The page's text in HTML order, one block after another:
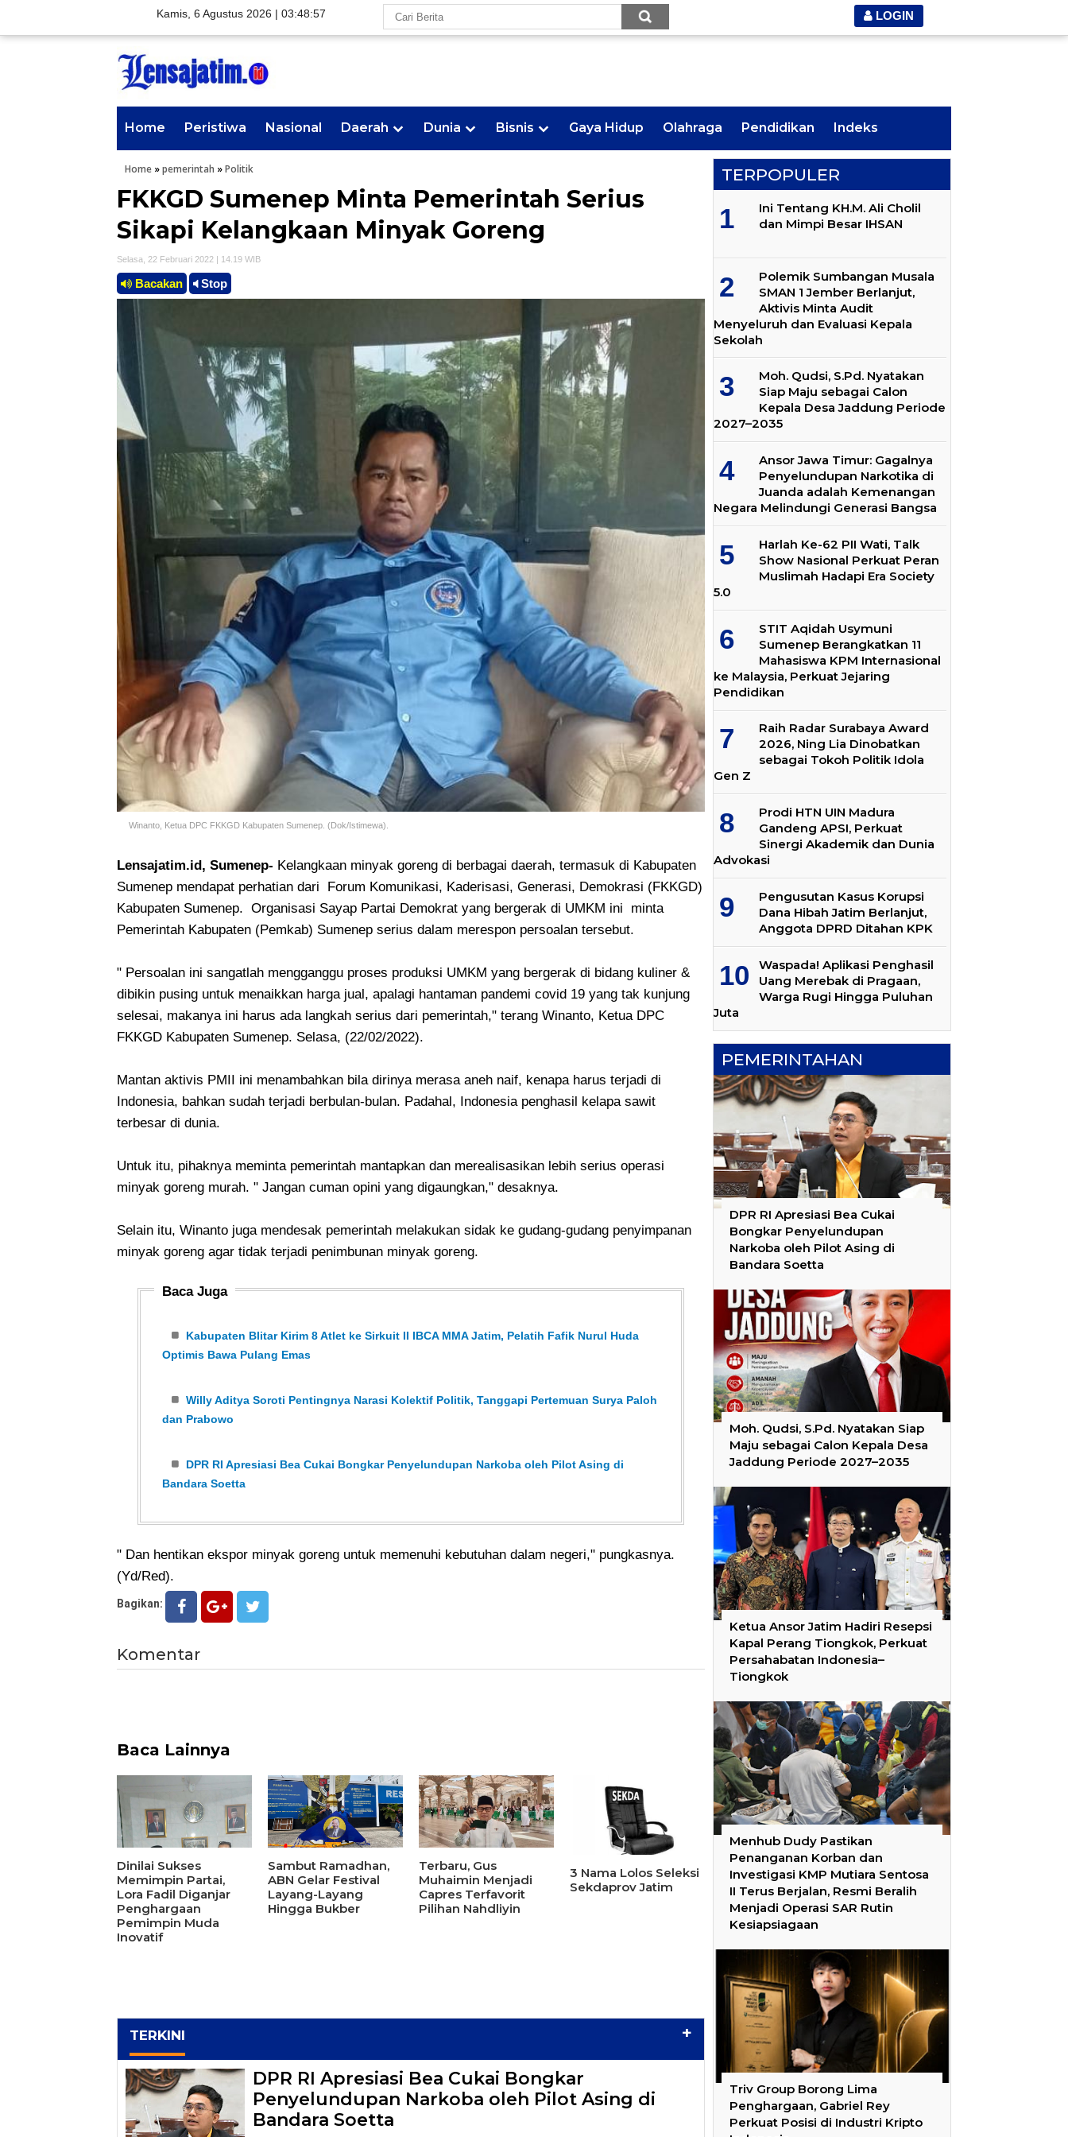
Kamis, 6 Agustus 2026 | 03:48:58 LOGIN
Home Peristiwa Nasional Daerah Dunia Bisnis Gaya Hidup Olahraga Pendidikan Indeks
Home »pemerintah »Politik
FKKGD Sumenep Minta Pemerintah Serius
Sikapi Kelangkaan Minyak Goreng
Selasa, 22 Februari 2022 | 14.19 WIB
Bacakan Stop
Winanto, Ketua DPC FKKGD Kabupaten Sumenep. (Dok/Istimewa).
Lensajatim.id, Sumenep- Kelangkaan minyak goreng di berbagai daerah, termasuk di Kabupaten
Sumenep mendapat perhatian dari Forum Komunikasi, Kaderisasi, Generasi, Demokrasi (FKKGD)
Kabupaten Sumenep. Organisasi Sayap Partai Demokrat yang bergerak di UMKM ini minta
Pemerintah Kabupaten (Pemkab) Sumenep serius dalam merespon persoalan tersebut.
" Persoalan ini sangatlah mengganggu proses produksi UMKM yang bergerak di bidang kuliner &
dibikin pusing untuk menaikkan harga jual, apalagi hantaman pandemi covid 19 yang tak kunjung
selesai, makanya ini harus ada langkah serius dari pemerintah," terang Winanto, Ketua DPC
FKKGD Kabupaten Sumenep. Selasa, (22/02/2022).
Mantan aktivis PMII ini menambahkan bila dirinya merasa aneh naif, kenapa harus terjadi di
Indonesia, bahkan sudah terjadi berbulan-bulan. Padahal, Indonesia penghasil kelapa sawit
terbesar di dunia.
Untuk itu, pihaknya meminta pemerintah mantapkan dan merealisasikan lebih serius operasi
minyak goreng murah. " Jangan cuman opini yang digaungkan," desaknya.
Selain itu, Winanto juga mendesak pemerintah melakukan sidak ke gudang-gudang penyimpanan
minyak goreng agar tidak terjadi penimbunan minyak goreng.
Baca Juga
Kabupaten Blitar Kirim 8 Atlet ke Sirkuit II IBCA MMA Jatim, Pelatih Fafik Nurul Huda
Optimis Bawa Pulang Emas
Willy Aditya Soroti Pentingnya Narasi Kolektif Politik, Tanggapi Pertemuan Surya Paloh
dan Prabowo
DPR RI Apresiasi Bea Cukai Bongkar Penyelundupan Narkoba oleh Pilot Asing di
Bandara Soetta
" Dan hentikan ekspor minyak goreng untuk memenuhi kebutuhan dalam negeri," pungkasnya.
(Yd/Red).
Bagikan:
Komentar
Baca Lainnya
Dinilai Sukses
Memimpin Partai,
Lora Fadil Diganjar
Penghargaan
Pemimpin Muda
Inovatif
Sambut Ramadhan,
ABN Gelar Festival
Layang-Layang
Hingga Bukber
Terbaru, Gus
Muhaimin Menjadi
Capres Terfavorit
Pilihan Nahdliyin
3 Nama Lolos Seleksi
Sekdaprov Jatim
TERKINI +
DPR RI Apresiasi Bea Cukai Bongkar
Penyelundupan Narkoba oleh Pilot Asing di
Bandara Soetta
TERPOPULER
Ini Tentang KH.M. Ali Cholil
dan Mimpi Besar IHSAN
Polemik Sumbangan Musala
SMAN 1 Jember Berlanjut,
Aktivis Minta Audit
Menyeluruh dan Evaluasi Kepala
Sekolah
Moh. Qudsi, S.Pd. Nyatakan
Siap Maju sebagai Calon
Kepala Desa Jaddung Periode
2027–2035
Ansor Jawa Timur: Gagalnya
Penyelundupan Narkotika di
Juanda adalah Kemenangan
Negara Melindungi Generasi Bangsa
Harlah Ke-62 PII Wati, Talk
Show Nasional Perkuat Peran
Muslimah Hadapi Era Society
5.0
STIT Aqidah Usymuni
Sumenep Berangkatkan 11
Mahasiswa KPM Internasional
ke Malaysia, Perkuat Jejaring
Pendidikan
Raih Radar Surabaya Award
2026, Ning Lia Dinobatkan
sebagai Tokoh Politik Idola
Gen Z
Prodi HTN UIN Madura
Gandeng APSI, Perkuat
Sinergi Akademik dan Dunia
Advokasi
Pengusutan Kasus Korupsi
Dana Hibah Jatim Berlanjut,
Anggota DPRD Ditahan KPK
Waspada! Aplikasi Penghasil
Uang Merebak di Pragaan,
Warga Rugi Hingga Puluhan
Juta
PEMERINTAHAN
DPR RI Apresiasi Bea Cukai
Bongkar Penyelundupan
Narkoba oleh Pilot Asing di
Bandara Soetta
Moh. Qudsi, S.Pd. Nyatakan Siap
Maju sebagai Calon Kepala Desa
Jaddung Periode 2027–2035
Ketua Ansor Jatim Hadiri Resepsi
Kapal Perang Tiongkok, Perkuat
Persahabatan Indonesia–
Tiongkok
Menhub Dudy Pastikan
Penanganan Korban dan
Investigasi KMP Mutiara Sentosa
II Terus Berjalan, Resmi Beralih
Menjadi Operasi SAR Rutin
Kesiapsiagaan
Triv Group Borong Lima
Penghargaan, Gabriel Rey
Perkuat Posisi di Industri Kripto